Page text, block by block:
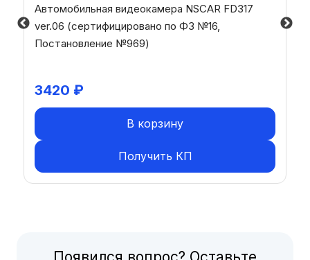
Автомобильная видеокамера NSCAR FD317
ver.06 (сертифицировано по ФЗ №16,
Постановление №969)
3420 ₽
В корзину
Получить КП